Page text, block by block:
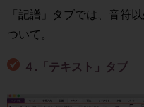
「記譜」タブでは、音符
ついて。
４.「テキスト」タブ